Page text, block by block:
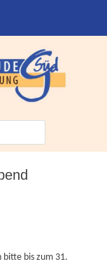
bis zum 31.